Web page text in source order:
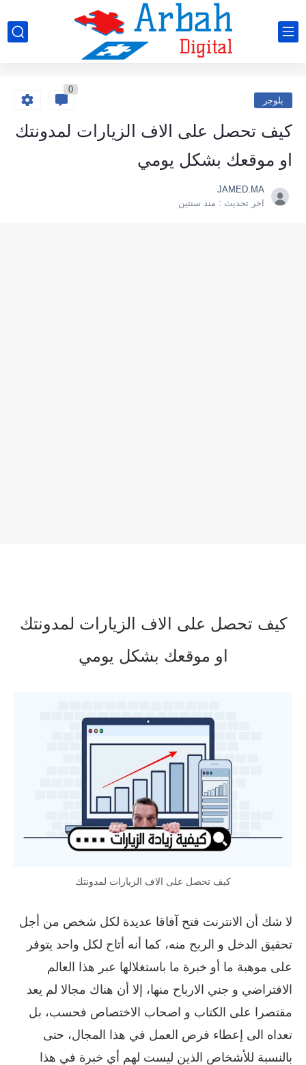
بلوجر
0
كيف تحصل على الاف الزيارات لمدونتك
او موقعك بشكل يومي
JAMED.MA
اخر تحديث : منذ سنتين
كيف تحصل على الاف الزيارات لمدونتك
او موقعك بشكل يومي
كيف تحصل على الاف الزيارات لمدونتك
لا شك أن الانترنت فتح آفاقا عديدة لكل شخص من أجل
تحقيق الدخل و الربح منه، كما أنه أتاح لكل واحد يتوفر
على موهبة ما أو خبرة ما باستغلالها عبر هذا العالم
الافتراضي و جني الارباح منها، إلا أن هناك مجالا لم يعد
مقتصرا على الكتاب و اصحاب الاختصاص فحسب، بل
تعداه الى إعطاء فرص العمل في هذا المجال، حتى
بالنسبة للأشخاص الذين ليست لهم أي خبرة في هذا